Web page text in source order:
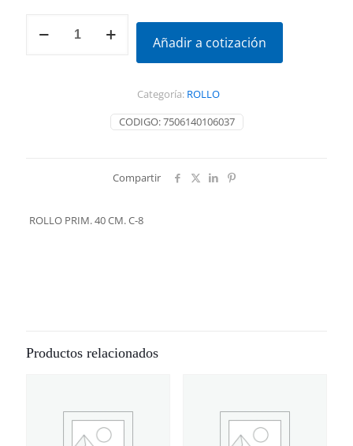
PRIM.
Añadir a cotización
CODIGO:7506140106037
Categoría: ROLLO
Compartir
ROLLO PRIM. 40 CM. C-8
Productos relacionados